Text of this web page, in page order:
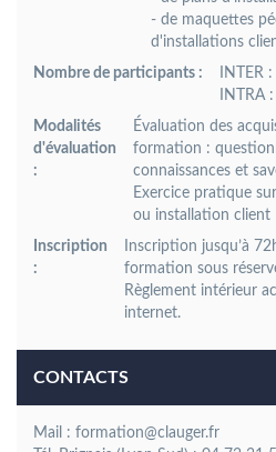
- de maquettes
d'installations
Nombre de participants :
INTER
INTRA
Modalités
d'évaluation
:
Évaluation des
formation :
connaissances et
Exercice pratique
ou installation client
Inscription
:
Inscription jusqu’à
formation sous
Règlement intérieur
internet.
CONTACTS
Mail : formation@clauger.fr